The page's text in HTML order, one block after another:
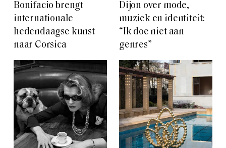
Bonifacio brengt
internationale
hedendaagse kunst
naar Corsica
Dijon over mode,
muziek en identiteit:
“Ik doe niet aan
genres”